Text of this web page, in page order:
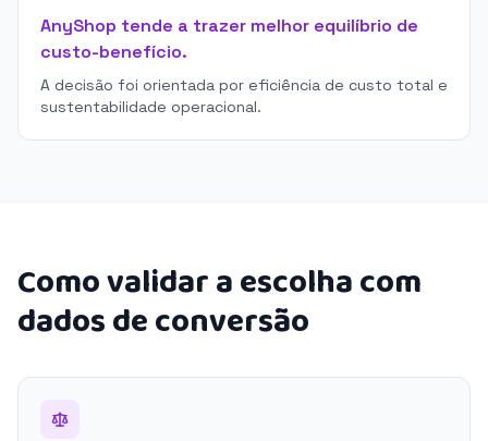
AnyShop tende a trazer melhor equilíbrio de
custo-benefício.
A decisão foi orientada por eficiência de custo total e
sustentabilidade operacional.
Como validar a escolha com
dados de conversão